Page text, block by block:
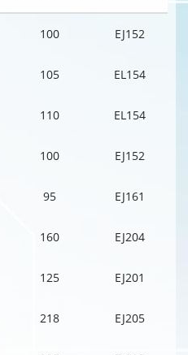
100 EJ152
105 EL154
110 EL154
100 EJ152
95 EJ161
160 EJ204
125 EJ201
218 EJ205